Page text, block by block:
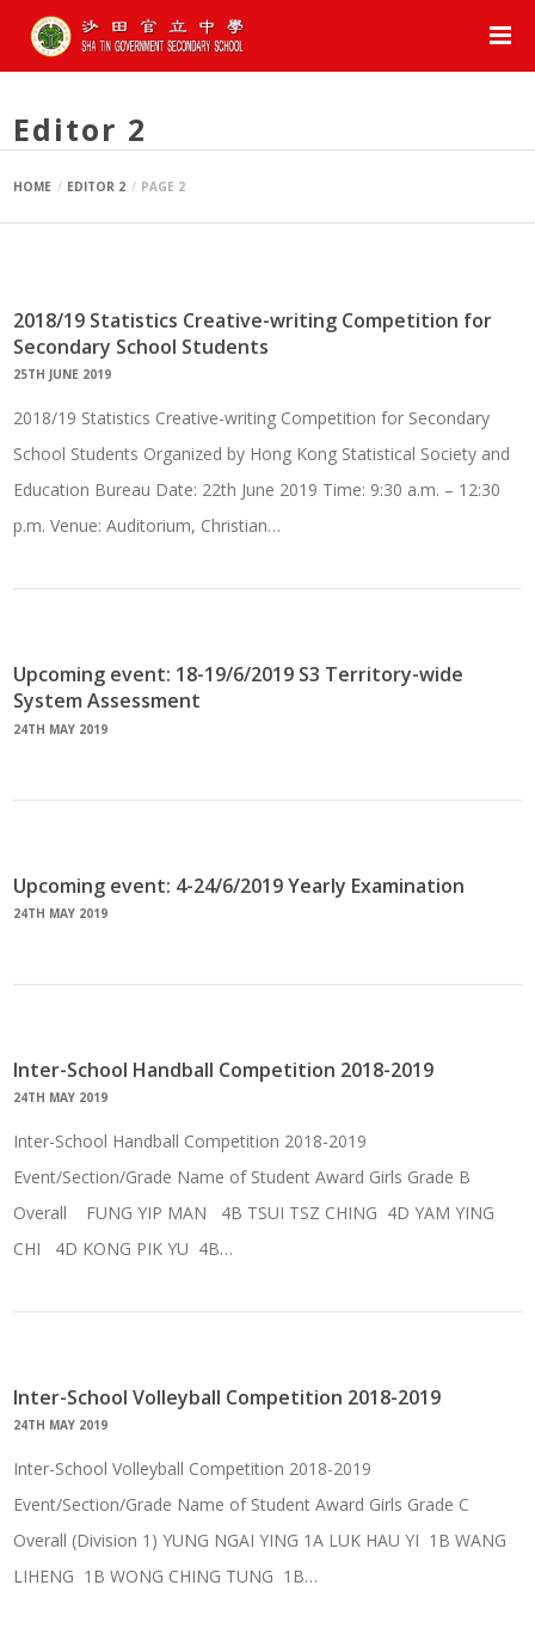
Editor 2
HOME EDITOR 2 PAGE 2
2018/19 Statistics Creative-writing Competition for
Secondary School Students
25TH JUNE 2019
2018/19 Statistics Creative-writing Competition for Secondary
School Students Organized by Hong Kong Statistical Society and
Education Bureau Date: 22th June 2019 Time: 9:30 a.m. – 12:30
p.m. Venue: Auditorium, Christian…
Upcoming event: 18-19/6/2019 S3 Territory-wide
System Assessment
24TH MAY 2019
Upcoming event: 4-24/6/2019 Yearly Examination
24TH MAY 2019
Inter-School Handball Competition 2018-2019
24TH MAY 2019
Inter-School Handball Competition 2018-2019
Event/Section/Grade Name of Student Award Girls Grade B
Overall FUNG YIP MAN 4B TSUI TSZ CHING 4D YAM YING
CHI 4D KONG PIK YU 4B…
Inter-School Volleyball Competition 2018-2019
24TH MAY 2019
Inter-School Volleyball Competition 2018-2019
Event/Section/Grade Name of Student Award Girls Grade C
Overall (Division 1) YUNG NGAI YING 1A LUK HAU YI 1B WANG
LIHENG 1B WONG CHING TUNG 1B…